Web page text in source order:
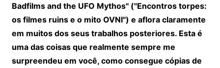
Badfilms and the UFO Mythos" ("Encontros torpes:
os filmes ruins e o mito OVNI") e aflora claramente
em muitos dos seus trabalhos posteriores. Esta é
uma das coisas que realmente sempre me
surpreendeu em você, como consegue cópias de